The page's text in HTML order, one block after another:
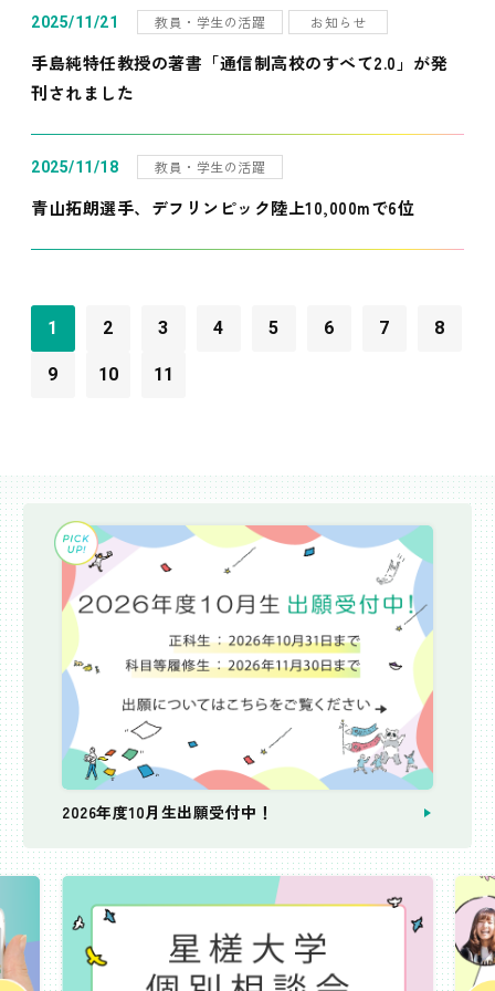
2025/11/21 教員・学生の活躍 お知らせ
手島純特任教授の著書「通信制高校のすべて2.0」が発
刊されました
2025/11/18 教員・学生の活躍
青山拓朗選手、デフリンピック陸上10,000mで6位
1 2 3 4 5 6 7 8
9 10 11
2026年度10月生出願受付中！